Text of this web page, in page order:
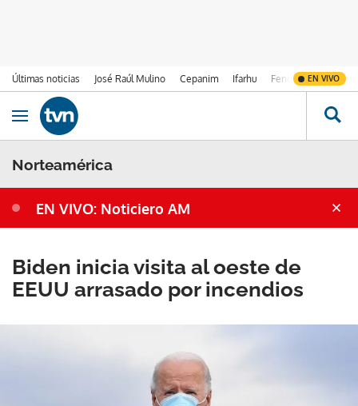
Últimas noticias José Raúl Mulino Cepanim Ifarhu Fenómeno de El
EN VIVO
Ir al contenido
Obrir navegació
Norteamérica
EN VIVO: Noticiero AM
Biden inicia visita al oeste de
EEUU arrasado por incendios